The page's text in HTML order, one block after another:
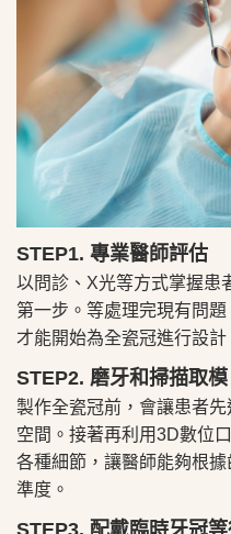
STEP1. 專業醫師評估
以問診、X光等方式掌握患
第一步。等處理完現有問
才能開始為全瓷冠進行設計
STEP2. 磨牙和掃描取模
製作全瓷冠前，會讓患者
空間。接著再利用3D數位
各種細節，讓醫師能夠根
準度。